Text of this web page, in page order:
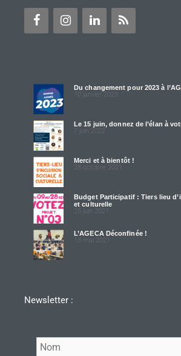
Du changement pour 2023 à
10 janvier 2023
Le 15 juin, donnez de l’élan à
7 juin 2022
Merci et à bientôt !
28 octobre 2021
Budget Participatif : Tiers lieu
et culturelle
25 juin 2021
L’AGECA Déconfinée !
13 mai 2021
Newsletter :